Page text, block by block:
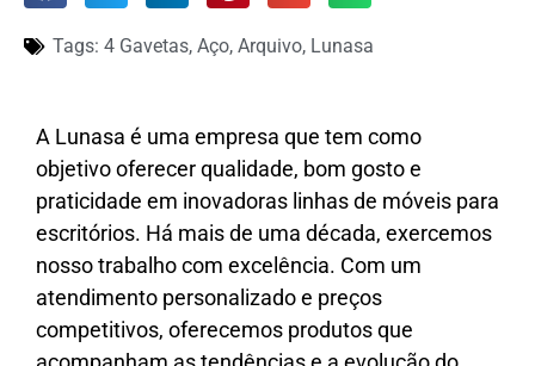
Tags: 4 Gavetas, Aço, Arquivo, Lunasa
A Lunasa é uma empresa que tem como
objetivo oferecer qualidade, bom gosto e
praticidade em inovadoras linhas de móveis para
escritórios. Há mais de uma década, exercemos
nosso trabalho com excelência. Com um
atendimento personalizado e preços
competitivos, oferecemos produtos que